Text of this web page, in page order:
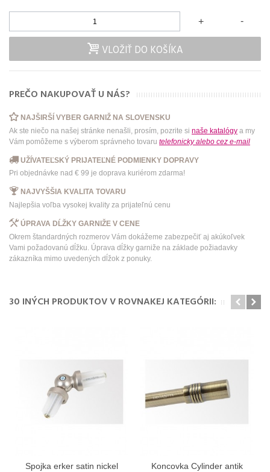
-
+
VLOŽIŤ DO KOŠÍKA
PREČO NAKUPOVAŤ U NÁS?
NAJŠIRŠÍ VYBER GARNIŽ NA SLOVENSKU
Ak ste niečo na našej stránke nenašli, prosím, pozrite si naše katalógy a my
Vám pomôžeme s výberom správneho tovaru telefonicky alebo cez e-mail
UŽÍVATEĽSKÝ PRIJATEĽNÉ PODMIENKY DOPRAVY
Pri objednávke nad € 99 je doprava kuriérom zdarma!
NAJVYŠŠIA KVALITA TOVARU
Najlepšia voľba vysokej kvality za prijateľnú cenu
ÚPRAVA DĹŽKY GARNIŽE V CENE
Okrem štandardných rozmerov Vám dokážeme zabezpečiť aj akúkoľvek
Vami požadovanú dĺžku. Úprava dĺžky garniže na základe požiadavky
zákazníka mimo uvedených dĺžok z ponuky.
30 INÝCH PRODUKTOV V ROVNAKEJ KATEGÓRII:
Spojka erker satin nickel
Koncovka Cylinder antik